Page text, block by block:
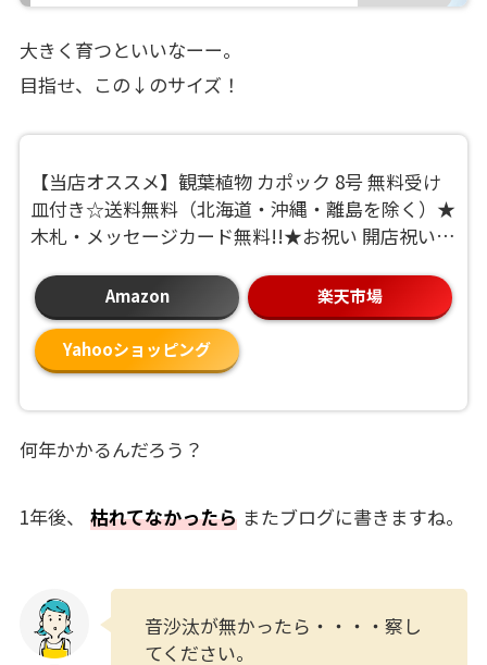
大きく育つといいなーー。
目指せ、この↓のサイズ！
【当店オススメ】観葉植物 カポック 8号 無料受け
皿付き☆送料無料（北海道・沖縄・離島を除く）★
木札・メッセージカード無料!!★お祝い 開店祝い
Amazon 楽天市場
Yahooショッピング
何年かかるんだろう？
1年後、 枯れてなかったら またブログに書きますね。
音沙汰が無かったら・・・・察し
てください。